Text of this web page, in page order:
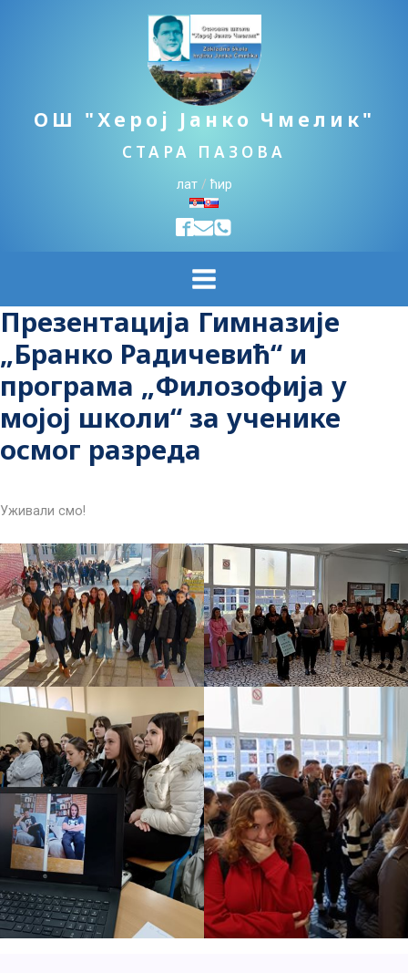
ОШ "Херој Јанко Чмелик"
СТАРА ПАЗОВА
лат/ћир
Презентација Гимназије
„Бранко Радичевић“ и
програма „Филозофија у
мојој школи“ за ученике
осмог разреда
Уживали смо!